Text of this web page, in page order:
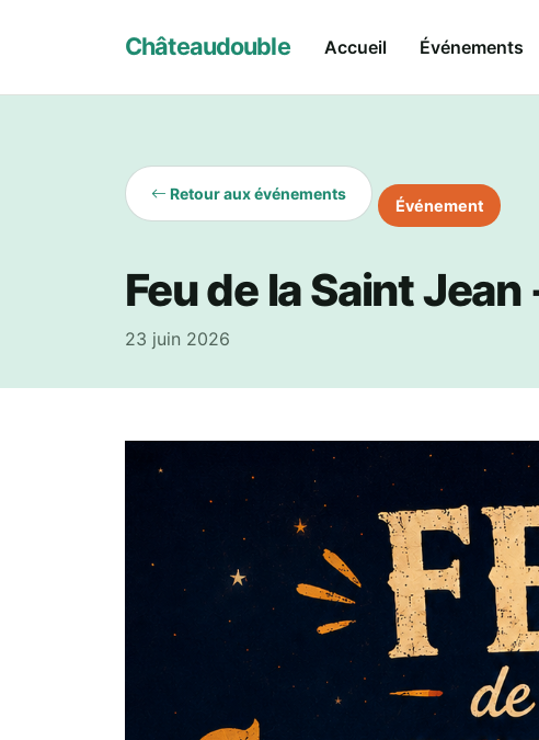
Châteaudouble Accueil Événements
Retour aux événements
Événement
Feu de la Saint
23 juin 2026